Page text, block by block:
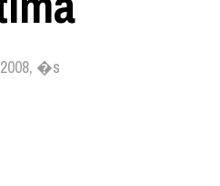
2008, �s